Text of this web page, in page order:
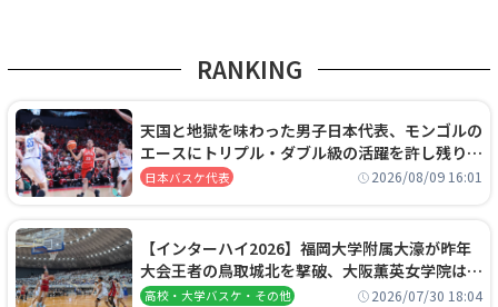
RANKING
天国と地獄を味わった男子日本代表、モンゴルの
エースにトリプル・ダブル級の活躍を許し残り
0.4秒に失点する悔しい敗戦
日本バスケ代表 2026/08/09 16:01
【インターハイ2026】福岡大学附属大濠が昨年
大会王者の鳥取城北を撃破、大阪薫英女学院は岐
阜女子に完勝、大会3日目試合結果
高校・大学バスケ・その他 2026/07/30 18:04